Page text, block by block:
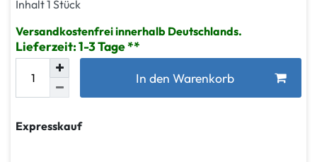
Inhalt1 Stück
Versandkostenfrei innerhalb Deutschlands.
Lieferzeit: 1-3 Tage
In den Warenkorb
Expresskauf